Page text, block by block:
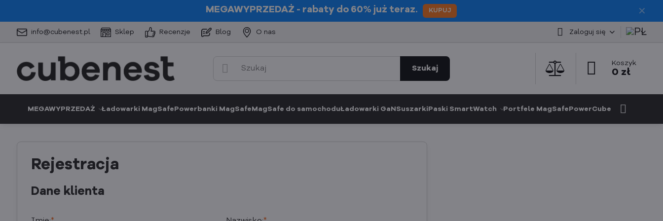
✕
MEGAWYPRZEDAŻ - rabaty do 60% już teraz. KUPUJ
info@cubenest.pl Sklep Recenzje Blog O nas Zaloguj się
Szukaj
Koszyk
0 zł
MEGAWYPRZEDAŻ Ładowarki MagSafe Powerbanki MagSafe MagSafe do samochoduŁadowarki GaN Suszarki Paski SmartWatch Portfele MagSafe PowerCube
Rejestracja
Dane klienta